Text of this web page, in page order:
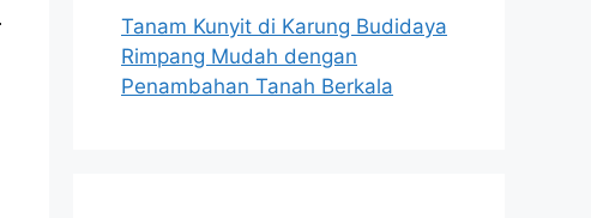
Tanam Kunyit di Karung Budidaya
Rimpang Mudah dengan
Penambahan Tanah Berkala